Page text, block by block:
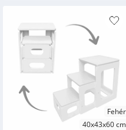
Fehér
40x43x60 cm